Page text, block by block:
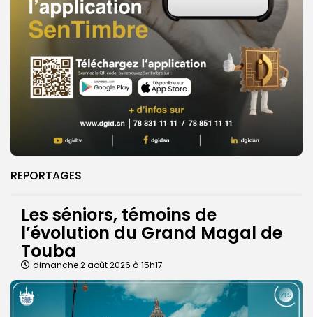
REPORTAGES
Les séniors, témoins de
l’évolution du Grand Magal de
Touba
dimanche 2 août 2026 à 15h17